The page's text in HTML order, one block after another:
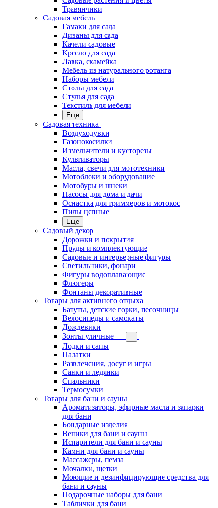
Травянчики
Садовая мебель
Гамаки для сада
Диваны для сада
Качели садовые
Кресло для сада
Лавка, скамейка
Мебель из натурального ротанга
Наборы мебели
Столы для сада
Стулья для сада
Текстиль для мебели
Еще
Садовая техника
Воздуходувки
Газонокосилки
Измельчители и кусторезы
Культиваторы
Масла, свечи для мототехники
Мотоблоки и оборудование
Мотобуры и шнеки
Насосы для дома и дачи
Оснастка для триммеров и мотокос
Пилы цепные
Еще
Садовый декор
Дорожки и покрытия
Пруды и комплектующие
Садовые и интерьерные фигуры
Светильники, фонари
Фигуры водоплавающие
Флюгеры
Фонтаны декоративные
Товары для активного отдыха
Батуты, детские горки, песочницы
Велосипеды и самокаты
Дождевики
Зонты уличные
Лодки и сапы
Палатки
Развлечения, досуг и игры
Санки и ледянки
Спальники
Термосумки
Товары для бани и сауны
Ароматизаторы, эфирные масла и запарки
для бани
Бондарные изделия
Веники для бани и сауны
Испарители для бани и сауны
Камни для бани и сауны
Массажеры, пемза
Мочалки, щетки
Моющие и дезинфицирующие средства для
бани и сауны
Подарочные наборы для бани
Таблички для бани